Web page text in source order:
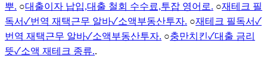
뿌. ○대출이자 납입,대출 철회 수수료,투잡 영어로. ○재테크 필
독서✓번역 재택근무 알바✓소액부동산투자. ○재테크 필독서✓
번역 재택근무 알바✓소액부동산투자. ○충만치킨✓대출 금리
뜻✓소액 재테크 종류..